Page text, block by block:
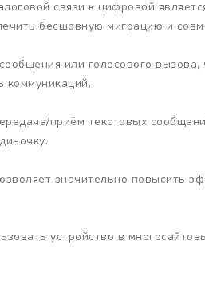
связи к цифровой
бесшовную миграцию и
или голосового
коммуникаций.
приём текстовых
значительно повысить
устройство в